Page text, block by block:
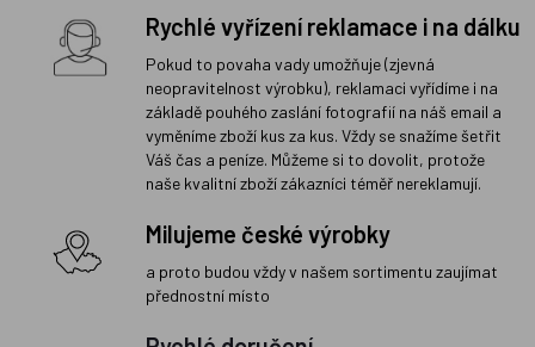
Rychlé vyřízení reklamace i na dálku
Pokud to povaha vady umožňuje (zjevná
neopravitelnost výrobku), reklamaci vyřídíme i na
základě pouhého zaslání fotografií na náš email a
vyměníme zboží kus za kus. Vždy se snažíme šetřit
Váš čas a peníze. Můžeme si to dovolit, protože
naše kvalitní zboží zákazníci téměř nereklamují.
Milujeme české výrobky
a proto budou vždy v našem sortimentu zaujímat
přednostní místo